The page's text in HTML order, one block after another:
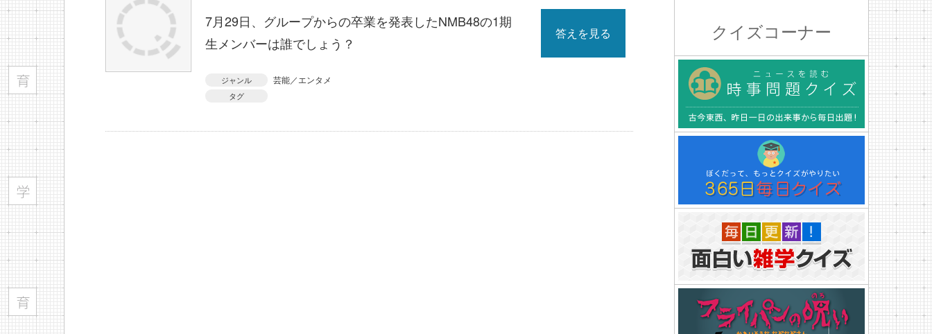
7月29日、グループからの卒業を発表したNMB48の1期
生メンバーは誰でしょう？
答えを見る
ジャンル 芸能／エンタメ
タグ
クイズコーナー